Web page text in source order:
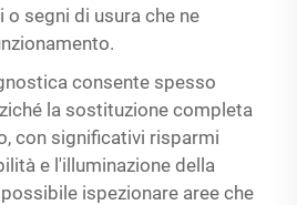
segni di usura che ne
consente spesso
la sostituzione completa
con significativi risparmi
e l'illuminazione della
ispezionare aree che